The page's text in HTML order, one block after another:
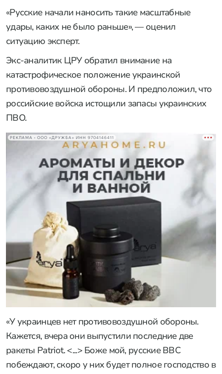
«Русские начали наносить такие масштабные
удары, каких не было раньше», — оценил
ситуацию эксперт.
Экс-аналитик ЦРУ обратил внимание на
катастрофическое положение украинской
противовоздушной обороны. И предположил, что
российские войска истощили запасы украинских
ПВО.
РЕКЛАМА • ООО «ДРУЖБА» ИНН 9704146411
«У украинцев нет противовоздушной обороны.
Кажется, вчера они выпустили последние две
ракеты Patriot. <...> Боже мой, русские ВВС
побеждают, скоро у них будет полное господство в